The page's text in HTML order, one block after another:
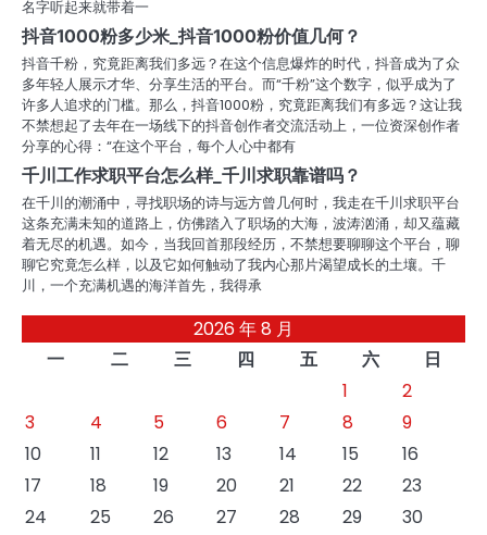
名字听起来就带着一
抖音1000粉多少米_抖音1000粉价值几何？
抖音千粉，究竟距离我们多远？在这个信息爆炸的时代，抖音成为了众
多年轻人展示才华、分享生活的平台。而“千粉”这个数字，似乎成为了
许多人追求的门槛。那么，抖音1000粉，究竟距离我们有多远？这让我
不禁想起了去年在一场线下的抖音创作者交流活动上，一位资深创作者
分享的心得：“在这个平台，每个人心中都有
千川工作求职平台怎么样_千川求职靠谱吗？
在千川的潮涌中，寻找职场的诗与远方曾几何时，我走在千川求职平台
这条充满未知的道路上，仿佛踏入了职场的大海，波涛汹涌，却又蕴藏
着无尽的机遇。如今，当我回首那段经历，不禁想要聊聊这个平台，聊
聊它究竟怎么样，以及它如何触动了我内心那片渴望成长的土壤。千
川，一个充满机遇的海洋首先，我得承
2026 年 8 月
一
二 三 四 五 六
日
1
2
3
4 5 6 7 8
9
10
11 12 13 14 15
16
17
18 19 20 21 22
23
24
25 26 27 28 29
30